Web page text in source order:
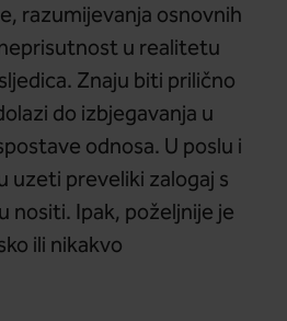
razumijevanja osnovnih
u realitetu
Znaju biti prilično
do izbjegavanja u
odnosa. U poslu i
uzeti preveliki zalogaj s
nositi. Ipak, poželjnije je
ili nikakvo